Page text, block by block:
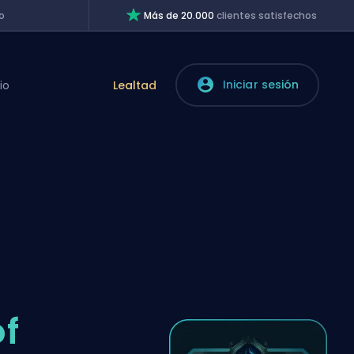
Más de 20.000clientes satisfechos
Lealtad Iniciar sesión